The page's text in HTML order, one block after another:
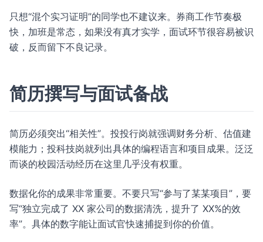
只想“混个实习证明”的同学也不建议来。券商工作节奏极
快，加班是常态，如果没有真才实学，面试环节很容易被识
破，反而留下不良记录。
简历撰写与面试备战
简历必须突出“相关性”。投投行岗就强调财务分析、估值建
模能力；投科技岗就列出具体的编程语言和项目成果。泛泛
而谈的校园活动经历在这里几乎没有权重。
数据化你的成果非常重要。不要只写“参与了某某项目”，要
写“独立完成了 XX 家公司的数据清洗，提升了 XX%的效
率”。具体的数字能让面试官快速捕捉到你的价值。